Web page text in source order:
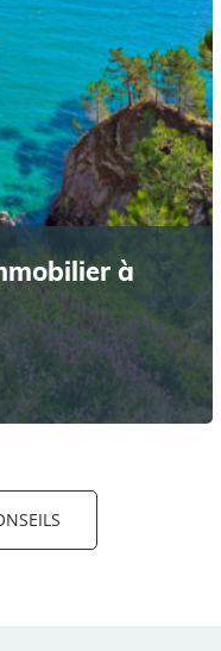
à